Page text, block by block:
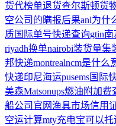
货代榜单退货查尔斯顿货
空公司的瞒报后果anl为什
质国际单号快递查询gtin南
riyadh换单nairobi装货量集
邦快递montrealncm是什么
快递印尼海运pusems国际
美森Matsonups燃油附加费
船公司官网渔具市场信用
空运计算mty充电宝可以托